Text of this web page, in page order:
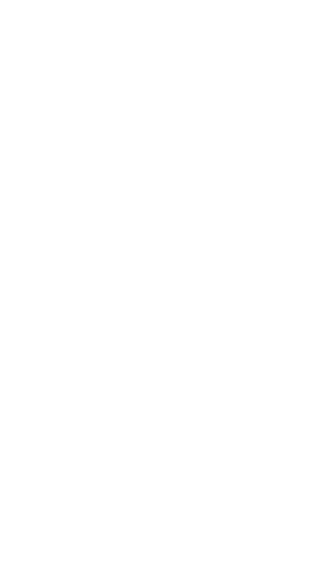
は、公共交通を使いましょう。